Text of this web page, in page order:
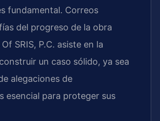
fundamental. Correos
del progreso de la obra
SRIS, P.C. asiste en la
un caso sólido, ya sea
alegaciones de
esencial para proteger sus